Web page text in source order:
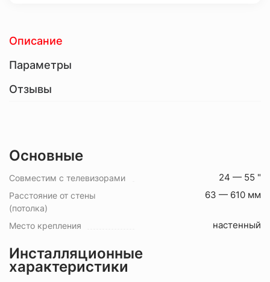
Описание
Параметры
Отзывы
Основные
Совместим с телевизорами 24 — 55 "
Расстояние от стены
(потолка)
63 — 610 мм
Место крепления настенный
Инсталляционные
характеристики